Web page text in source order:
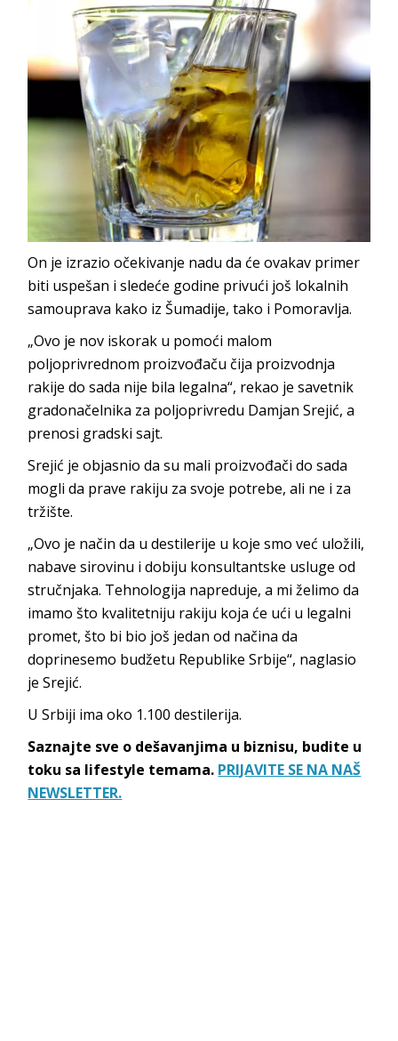
On je izrazio očekivanje nadu da će ovakav primer
biti uspešan i sledeće godine privući još lokalnih
samouprava kako iz Šumadije, tako i Pomoravlja.
„Ovo je nov iskorak u pomoći malom
poljoprivrednom proizvođaču čija proizvodnja
rakije do sada nije bila legalna“, rekao je savetnik
gradonačelnika za poljoprivredu Damjan Srejić, a
prenosi gradski sajt.
Srejić je objasnio da su mali proizvođači do sada
mogli da prave rakiju za svoje potrebe, ali ne i za
tržište.
„Ovo je način da u destilerije u koje smo već uložili,
nabave sirovinu i dobiju konsultantske usluge od
stručnjaka. Tehnologija napreduje, a mi želimo da
imamo što kvalitetniju rakiju koja će ući u legalni
promet, što bi bio još jedan od načina da
doprinesemo budžetu Republike Srbije“, naglasio
je Srejić.
U Srbiji ima oko 1.100 destilerija.
Saznajte sve o dešavanjima u biznisu, budite u
toku sa lifestyle temama. PRIJAVITE SE NA NAŠ
NEWSLETTER.